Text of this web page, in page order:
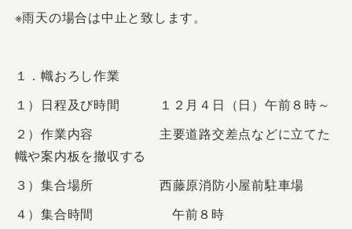
※雨天の場合は中止と致します。
１．幟おろし作業
１）日程及び時間 １２月４日（日）午前８時～
２）作業内容 主要道路交差点などに立てた
幟や案内板を撤収する
３）集合場所 西藤原消防小屋前駐車場
４）集合時間 午前８時